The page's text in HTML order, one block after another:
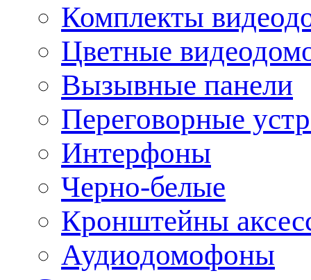
Комплекты
Цветные
Вызывные панели
Переговорные
Интерфоны
Черно-белые
Кронштейны
Аудиодомофоны